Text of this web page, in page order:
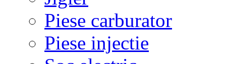
Piese carburator
Piese injectie